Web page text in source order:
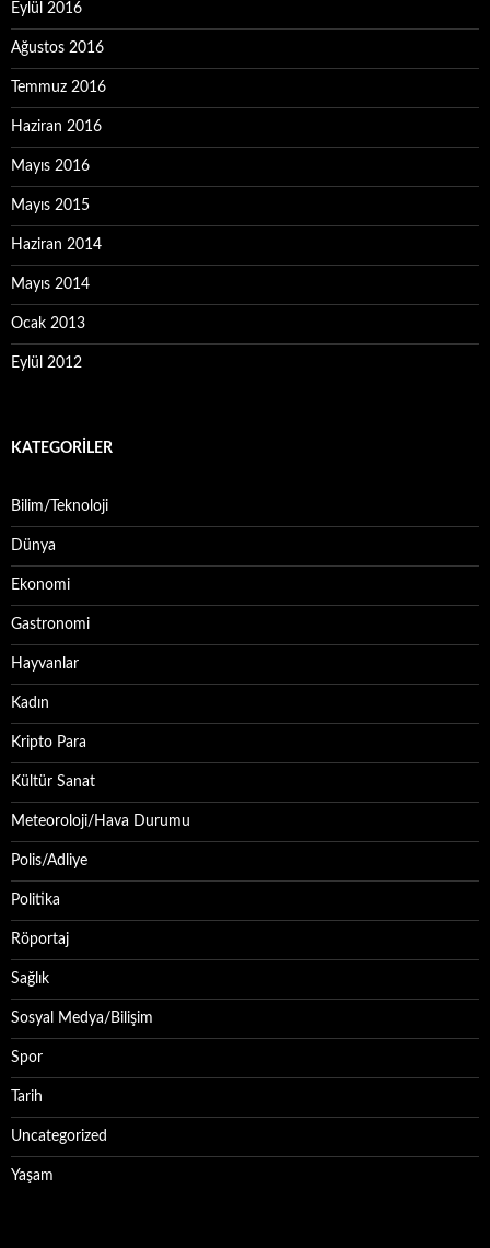
Eylül 2016
Ağustos 2016
Temmuz 2016
Haziran 2016
Mayıs 2016
Mayıs 2015
Haziran 2014
Mayıs 2014
Ocak 2013
Eylül 2012
KATEGORILER
Bilim/Teknoloji
Dünya
Ekonomi
Gastronomi
Hayvanlar
Kadın
Kripto Para
Kültür Sanat
Meteoroloji/Hava Durumu
Polis/Adliye
Politika
Röportaj
Sağlık
Sosyal Medya/Bilişim
Spor
Tarih
Uncategorized
Yaşam